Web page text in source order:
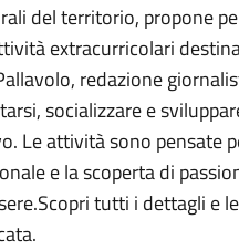
del territorio, propone
extracurricolari
redazione
socializzare e
Le attività sono pensate
e la scoperta di
tutti i dettagli e le